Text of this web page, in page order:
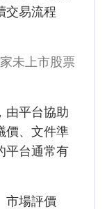
交易流程
未上市股票
由平台協助
價、文件準
平台通常有
市場評價